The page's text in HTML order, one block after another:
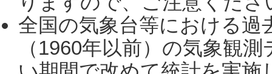
全国の気象台等における過
（1960年以前）の気象観